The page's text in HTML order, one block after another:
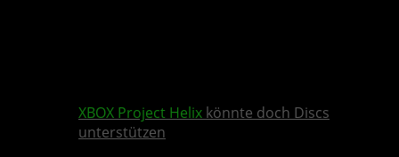
XBOX Project Helix könnte doch Discs
unterstützen